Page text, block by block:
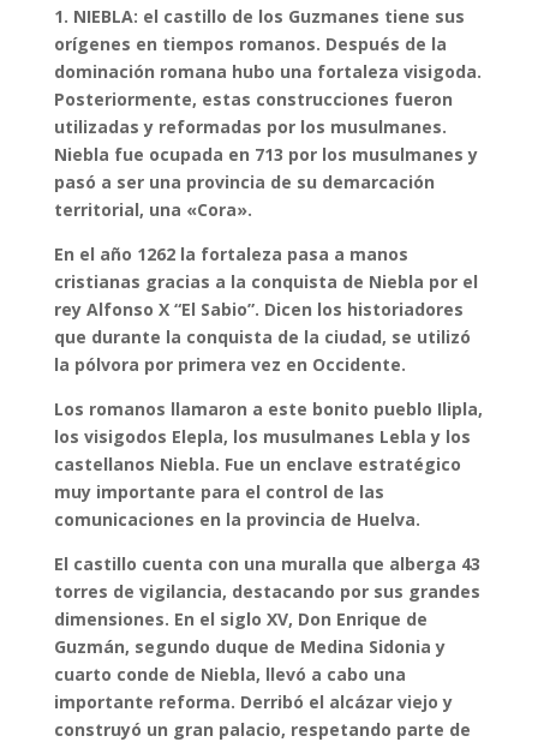
1. NIEBLA: el castillo de los Guzmanes tiene sus
orígenes en tiempos romanos. Después de la
dominación romana hubo una fortaleza visigoda.
Posteriormente, estas construcciones fueron
utilizadas y reformadas por los musulmanes.
Niebla fue ocupada en 713 por los musulmanes y
pasó a ser una provincia de su demarcación
territorial, una «Cora».
En el año 1262 la fortaleza pasa a manos
cristianas gracias a la conquista de Niebla por el
rey Alfonso X “El Sabio”. Dicen los historiadores
que durante la conquista de la ciudad, se utilizó
la pólvora por primera vez en Occidente.
Los romanos llamaron a este bonito pueblo Ilipla,
los visigodos Elepla, los musulmanes Lebla y los
castellanos Niebla. Fue un enclave estratégico
muy importante para el control de las
comunicaciones en la provincia de Huelva.
El castillo cuenta con una muralla que alberga 43
torres de vigilancia, destacando por sus grandes
dimensiones. En el siglo XV, Don Enrique de
Guzmán, segundo duque de Medina Sidonia y
cuarto conde de Niebla, llevó a cabo una
importante reforma. Derribó el alcázar viejo y
construyó un gran palacio, respetando parte de